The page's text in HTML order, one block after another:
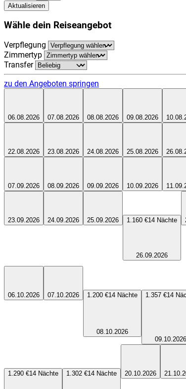
Aktualisieren
Wähle dein Reiseangebot
Verpflegung
Zimmertyp
Transfer
zu den Angeboten springen
06.08.2026 07.08.2026 08.08.2026 09.08.2026
22.08.2026 23.08.2026 24.08.2026 25.08.2026
07.09.2026 08.09.2026 09.09.2026 10.09.2026
23.09.2026 24.09.2026 25.09.2026 1.160 €14 Nächte
26.09.2026
06.10.2026 07.10.2026 1.200 €14 Nächte
08.10.2026
1.357 €14
09.10.2026
1.290 €14 Nächte 1.302 €14 Nächte 20.10.2026